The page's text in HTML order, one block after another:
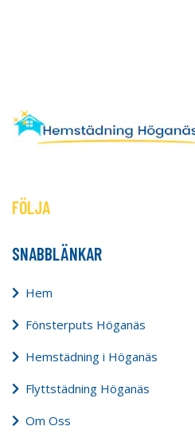
FÖLJA
SNABBLÄNKAR
Hem
Fönsterputs Höganäs
Hemstädning i Höganäs
Flyttstädning Höganäs
Om Oss